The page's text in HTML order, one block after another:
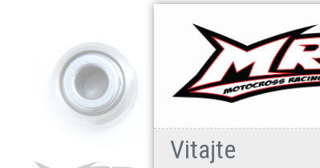
Vitajte